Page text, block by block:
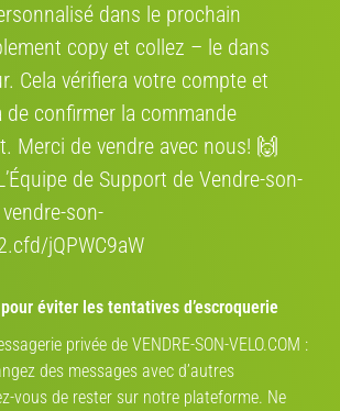
Vélo hollandais
Btwin LD 920E
10/10 2024 · Ville et loisirs
€ 130
Btwin Elops 900 Ville
dans le prochain
сору et collez – le dans
Cela vérifiera votre compte et
confirmer la commande
Merci de vendre avec nous! 🙌
de Support de Vendre-son-
son-
jQPWC9aW
éviter les tentatives d’escroquerie
privée de VENDRE-SON-VELO.COM :
des messages avec d’autres
vous de rester sur notre plateforme. Ne